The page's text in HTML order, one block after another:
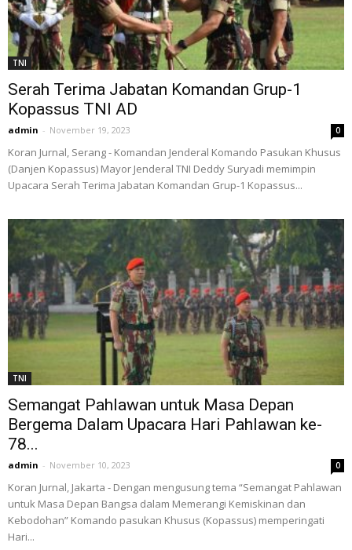
TNI
Serah Terima Jabatan Komandan Grup-1
Kopassus TNI AD
admin - November 19, 2023 0
Koran Jurnal, Serang - Komandan Jenderal Komando Pasukan Khusus
(Danjen Kopassus) Mayor Jenderal TNI Deddy Suryadi memimpin
Upacara Serah Terima Jabatan Komandan Grup-1 Kopassus...
TNI
Semangat Pahlawan untuk Masa Depan
Bergema Dalam Upacara Hari Pahlawan ke-
78...
admin - November 10, 2023 0
Koran Jurnal, Jakarta - Dengan mengusung tema “Semangat Pahlawan
untuk Masa Depan Bangsa dalam Memerangi Kemiskinan dan
Kebodohan” Komando pasukan Khusus (Kopassus) memperingati
Hari...